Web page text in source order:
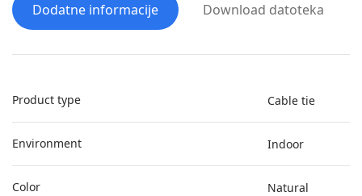
Dodatne informacije Download datoteka
Product type Cable tie
Environment Indoor
Color Natural